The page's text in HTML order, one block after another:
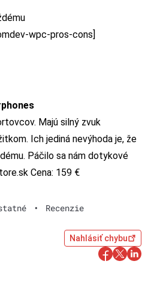
wpc-pros-cons]
Majú silný zvuk
Ich jediná nevýhoda je, že
Páčilo sa nám dotykové
Cena: 159 €
• Recenzie
Nahlásiť chybu